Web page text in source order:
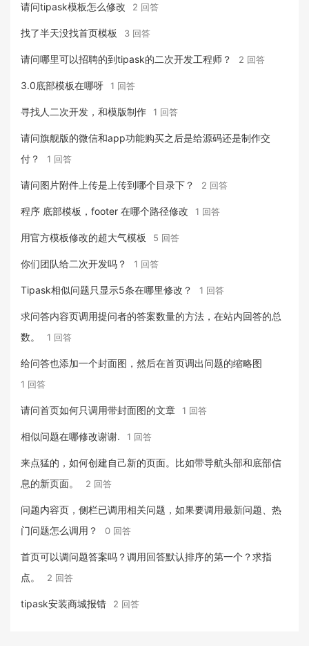
请问tipask模板怎么修改 2 回答
找了半天没找首页模板 3 回答
请问哪里可以招聘的到tipask的二次开发工程师？ 2 回答
3.0底部模板在哪呀 1 回答
寻找人二次开发，和模版制作 1 回答
请问旗舰版的微信和app功能购买之后是给源码还是制作交
付？
1 回答
请问图片附件上传是上传到哪个目录下？ 2 回答
程序 底部模板，footer 在哪个路径修改 1 回答
用官方模板修改的超大气模板 5 回答
你们团队给二次开发吗？ 1 回答
Tipask相似问题只显示5条在哪里修改？ 1 回答
求问答内容页调用提问者的答案数量的方法，在站内回答的总
数。
1 回答
给问答也添加一个封面图，然后在首页调出问题的缩略图
1 回答
请问首页如何只调用带封面图的文章 1 回答
相似问题在哪修改谢谢. 1 回答
来点猛的，如何创建自己新的页面。比如带导航头部和底部信
息的新页面。
2 回答
问题内容页，侧栏已调用相关问题，如果要调用最新问题、热
门问题怎么调用？
0 回答
首页可以调问题答案吗？调用回答默认排序的第一个？求指
点。
2 回答
tipask安装商城报错 2 回答